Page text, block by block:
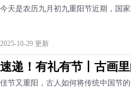
今天是农历九月初九重阳节近期，国
2025-10-29 更新
速递！有礼有节丨古画
佳节又重阳，古人如何将传统中国节